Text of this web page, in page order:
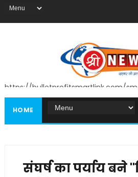
https://bulletprofitsmartlink.com/
HOME
संघर्ष का पर्याय बने